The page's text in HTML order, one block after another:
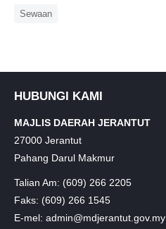
Sewaan
HUBUNGI KAMI
MAJLIS DAERAH JERANTUT
27000 Jerantut
Pahang Darul Makmur
Talian Am: (609) 266 2205
Faks: (609) 266 1545
E-mel: admin@mdjerantut.gov.my